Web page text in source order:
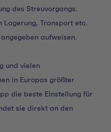
des Streuvorgangs.
Lagerung, Transport etc.
aufweisen.
und vielen
in Europas größter
die beste Einstellung für
sie direkt an den